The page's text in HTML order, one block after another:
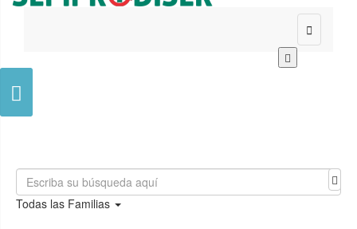


Todas las Familias